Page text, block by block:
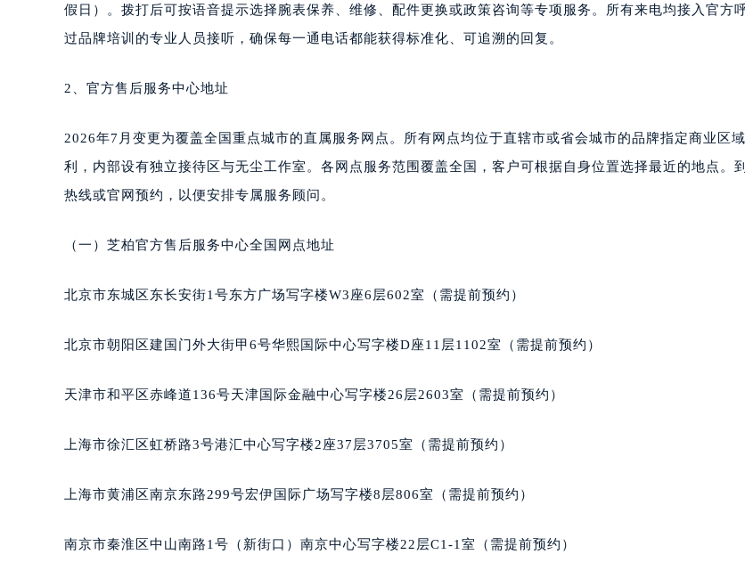
无锡市梁溪区人民中路139号恒隆广场写字楼1座11层1104室（需提前预约）
南通市崇川区工农路57号圆融广场写字楼16层1603室（需提前预约）
武汉市江汉区解放大道686号世界贸易大厦38层09室（需提前预约）
合肥市蜀山区潜山路111号万象城华润大厦B座12楼03室（需提前预约）
泉州市丰泽区宝洲路729号浦西万达中心写字楼A座7楼709室（需提前预约）
青岛市南区山东路6号华润大厦B座22层04室（需提前预约）
长春市朝阳区西安大路727号中银大厦A座(旺进大厦)18层09室（需提前预约）
昆明市盘龙区北京路928号同德昆明广场写字楼10层06室（需提前预约）
西安市碑林区南关正街88号华侨城长安国际中心E座6楼10室（需提前预约）
唐山市路南区新华东道100号万达广场写字楼A座10层1002室（需提前预约）
内蒙古自治区呼和浩特市玉泉区大学西街70号华润万象城写字楼（鄂尔多斯大厦）23层2326
重庆市解放碑渝中区民权路28号英利国际金融中心写字楼20层01室（需提前预约）
黑龙江省鹤岗市向阳区红军路芝柏售后服务中心（需提前预约）
假日）。拨打后可按语音提示选择腕表保养、维修、配件更换或政策咨询等专项服务。所有来电均接入官方
过品牌培训的专业人员接听，确保每一通电话都能获得标准化、可追溯的回复。
2、官方售后服务中心地址
2026年7月变更为覆盖全国重点城市的直属服务网点。所有网点均位于直辖市或省会城市的品牌指定商业区
利，内部设有独立接待区与无尘工作室。各网点服务范围覆盖全国，客户可根据自身位置选择最近的地点。
热线或官网预约，以便安排专属服务顾问。
（一）芝柏官方售后服务中心全国网点地址
北京市东城区东长安街1号东方广场写字楼W3座6层602室（需提前预约）
北京市朝阳区建国门外大街甲6号华熙国际中心写字楼D座11层1102室（需提前预约）
天津市和平区赤峰道136号天津国际金融中心写字楼26层2603室（需提前预约）
上海市徐汇区虹桥路3号港汇中心写字楼2座37层3705室（需提前预约）
上海市黄浦区南京东路299号宏伊国际广场写字楼8层806室（需提前预约）
南京市秦淮区中山南路1号（新街口）南京中心写字楼22层C1-1室（需提前预约）